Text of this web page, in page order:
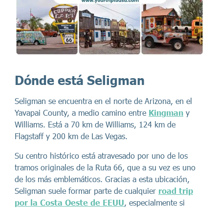
Dónde está Seligman
Seligman se encuentra en el norte de Arizona, en el
Yavapai County, a medio camino entre Kingman y
Williams. Está a 70 km de Williams, 124 km de
Flagstaff y 200 km de Las Vegas.
Su centro histórico está atravesado por uno de los
tramos originales de la Ruta 66, que a su vez es uno
de los más emblemáticos. Gracias a esta ubicación,
Seligman suele formar parte de cualquier road trip
por la Costa Oeste de EEUU, especialmente si